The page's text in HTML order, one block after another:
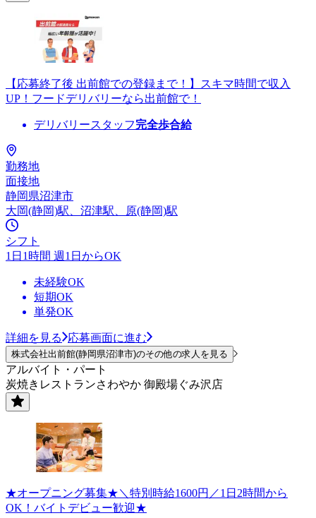
【応募終了後 出前館での登録まで！】スキマ時間で収入
UP！フードデリバリーなら出前館で！
デリバリースタッフ完全歩合給
勤務地
面接地
静岡県沼津市
大岡(静岡)駅、沼津駅、原(静岡)駅
シフト
1日1時間 週1日からOK
未経験OK
短期OK
単発OK
詳細を見る 応募画面に進む
株式会社出前館(静岡県沼津市)のその他の求人を見る
アルバイト・パート
炭焼きレストランさわやか 御殿場ぐみ沢店
★オープニング募集★＼特別時給1600円／1日2時間から
OK！バイトデビュー歓迎★